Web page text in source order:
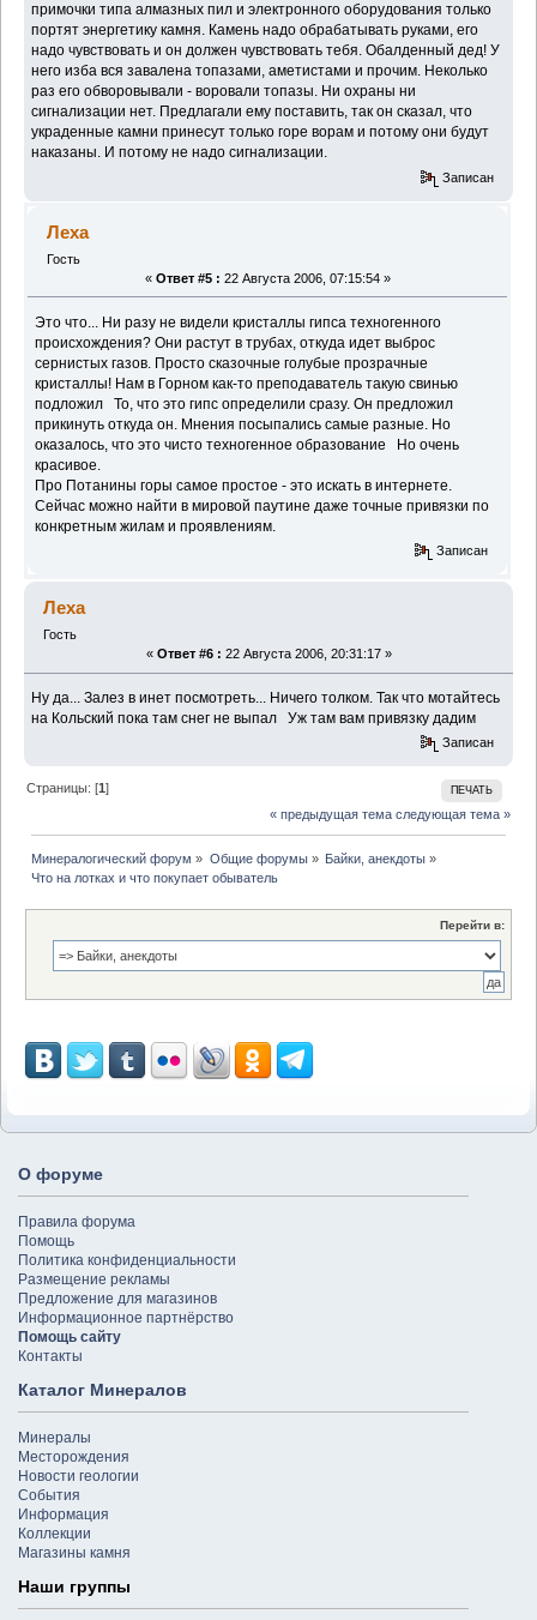
примочки типа алмазных пил и электронного оборудования только
портят энергетику камня. Камень надо обрабатывать руками, его
надо чувствовать и он должен чувствовать тебя. Обалденный дед! У
него изба вся завалена топазами, аметистами и прочим. Неколько
раз его обворовывали - воровали топазы. Ни охраны ни
сигнализации нет. Предлагали ему поставить, так он сказал, что
украденные камни принесут только горе ворам и потому они будут
наказаны. И потому не надо сигнализации.
Записан
Леха
Гость
« Ответ #5 : 22 Августа 2006, 07:15:54 »
Это что... Ни разу не видели кристаллы гипса техногенного
происхождения? Они растут в трубах, откуда идет выброс
сернистых газов. Просто сказочные голубые прозрачные
кристаллы! Нам в Горном как-то преподаватель такую свинью
подложил
То, что это гипс определили сразу. Он предложил
прикинуть откуда он. Мнения посыпались самые разные. Но
оказалось, что это чисто техногенное образование
Но очень
красивое.
Про Потанины горы самое простое - это искать в интернете.
Сейчас можно найти в мировой паутине даже точные привязки по
конкретным жилам и проявлениям.
Записан
Леха
Гость
« Ответ #6 : 22 Августа 2006, 20:31:17 »
Ну да... Залез в инет посмотреть... Ничего толком. Так что мотайтесь
на Кольский пока там снег не выпал
Уж там вам привязку дадим
Записан
ПЕЧАТЬ
Страницы: [1]
« предыдущая тема следующая тема »
Минералогический форум » Общие форумы» Байки, анекдоты»
Что на лотках и что покупает обыватель
Перейти в:
О форуме
Правила форума
Помощь
Политика конфиденциальности
Размещение рекламы
Предложение для магазинов
Информационное партнёрство
Помощь сайту
Контакты
Каталог Минералов
Минералы
Месторождения
Новости геологии
События
Информация
Коллекции
Магазины камня
Наши группы